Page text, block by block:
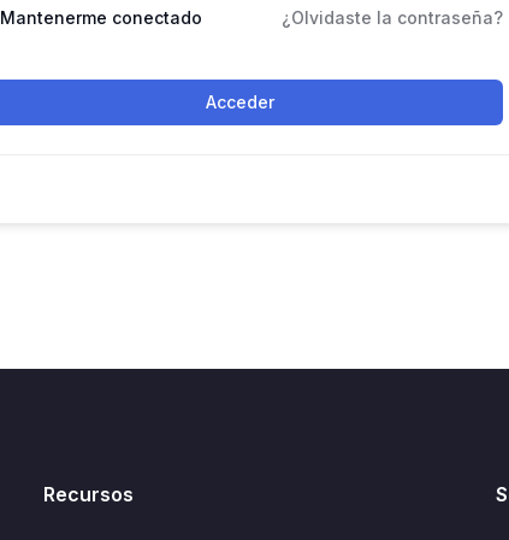
Mantenerme conectado ¿Olvidaste la contraseña?
Acceder
Recursos